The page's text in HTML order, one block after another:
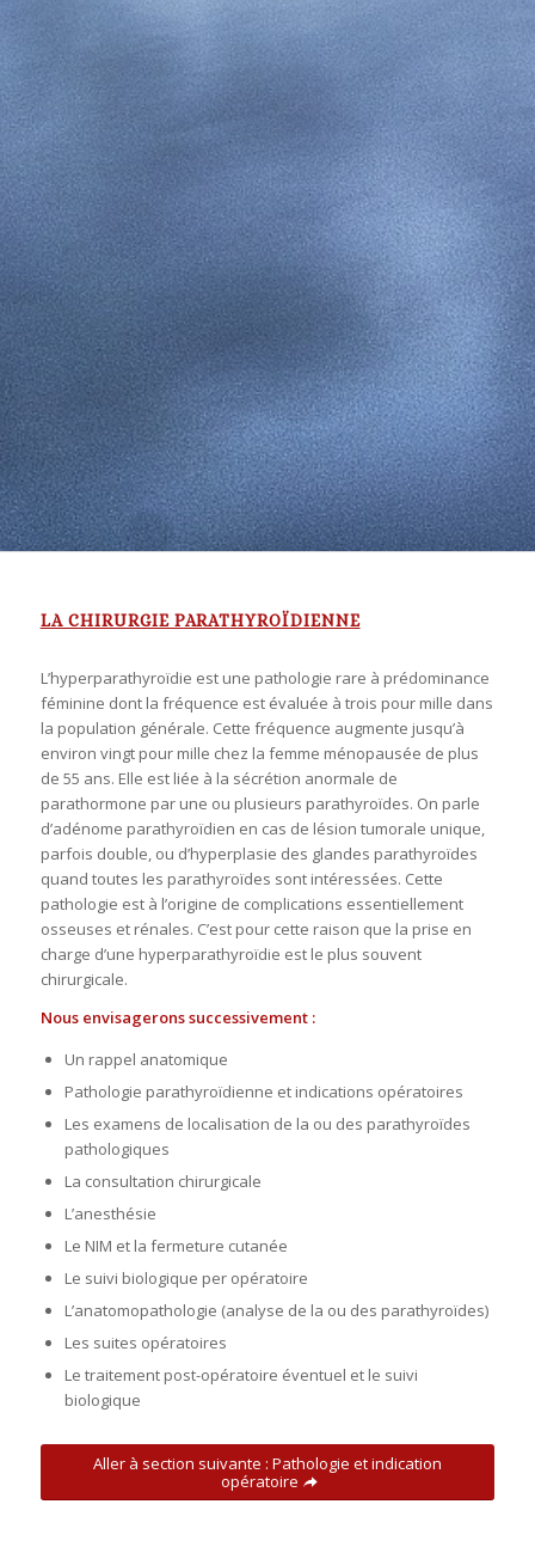
LA CHIRURGIE PARATHYROÏDIENNE
L’hyperparathyroïdie est une pathologie rare à prédominance
féminine dont la fréquence est évaluée à trois pour mille dans
la population générale. Cette fréquence augmente jusqu’à
environ vingt pour mille chez la femme ménopausée de plus
de 55 ans. Elle est liée à la sécrétion anormale de
parathormone par une ou plusieurs parathyroïdes. On parle
d’adénome parathyroïdien en cas de lésion tumorale unique,
parfois double, ou d’hyperplasie des glandes parathyroïdes
quand toutes les parathyroïdes sont intéressées. Cette
pathologie est à l’origine de complications essentiellement
osseuses et rénales. C’est pour cette raison que la prise en
charge d’une hyperparathyroïdie est le plus souvent
chirurgicale.
Nous envisagerons successivement :
Un rappel anatomique
Pathologie parathyroïdienne et indications opératoires
Les examens de localisation de la ou des parathyroïdes
pathologiques
La consultation chirurgicale
L’anesthésie
Le NIM et la fermeture cutanée
Le suivi biologique per opératoire
L’anatomopathologie (analyse de la ou des parathyroïdes)
Les suites opératoires
Le traitement post-opératoire éventuel et le suivi
biologique
Aller à section suivante : Pathologie et indication
opératoire